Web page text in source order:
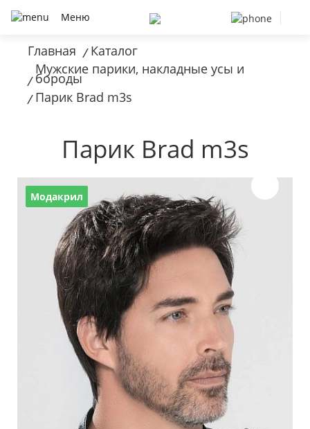
Меню
Главная / Каталог
/
Мужские парики, накладные усы и
бороды
/ Парик Brad m3s
Парик Brad m3s
Модакрил